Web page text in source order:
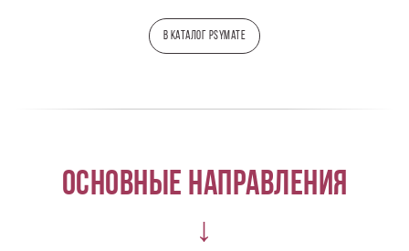
В каталог PsyMate
Основные направления
↓